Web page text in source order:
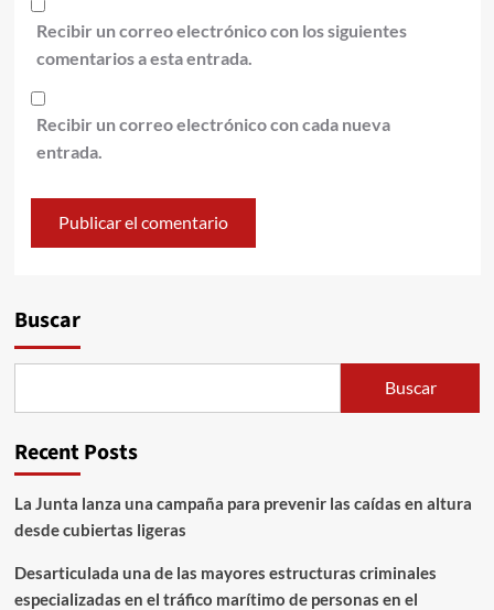
Recibir un correo electrónico con los siguientes
comentarios a esta entrada.
Recibir un correo electrónico con cada nueva
entrada.
Buscar
Buscar
Recent Posts
La Junta lanza una campaña para prevenir las caídas en altura
desde cubiertas ligeras
Desarticulada una de las mayores estructuras criminales
especializadas en el tráfico marítimo de personas en el